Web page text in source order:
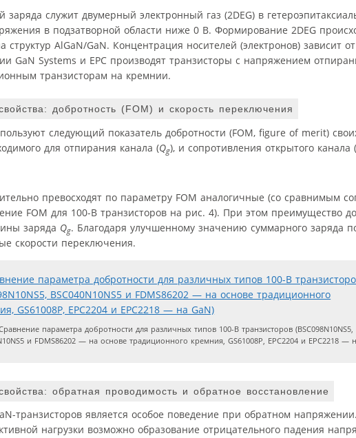
служит двумерный электронный газ (2DEG) в
в подзатворной области ниже 0 В. Формирование 2DEG
структур AlGaN/GaN. Концентрация носителей (электронов) зависит
GaN Systems и EPC производят транзисторы с напряжением
транзисторам на кремнии.
добротность (FOM) и скорость переключения
следующий показатель добротности (FOM, figure of merit)
для отпирания канала (Qg), и сопротивления открытого канала (
превосходят по параметру FOM аналогичные (со сравнимым
FOM для 100-В транзисторов на рис. 4). При этом преимущество
заряда Qg. Благодаря улучшенному значению суммарного заряда
скорости переключения.
параметра добротности для различных типов 100-В транзисторов (BSC098N10NS5,
и FDMS86202 — на основе традиционного кремния, GS61008P, EPC2204 и EPC2218 —
обратная проводимость и обратное восстановление
транзисторов является особое поведение при обратном
нагрузки возможно образование отрицательного падения